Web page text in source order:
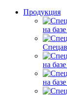
Продукция
на
на
на